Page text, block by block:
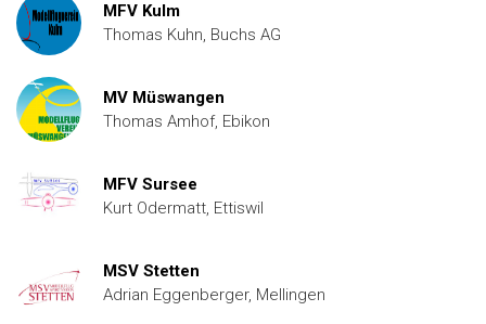
MFV Kulm
Thomas Kuhn, Buchs AG
MV Müswangen
Thomas Amhof, Ebikon
MFV Sursee
Kurt Odermatt, Ettiswil
MSV Stetten
Adrian Eggenberger, Mellingen